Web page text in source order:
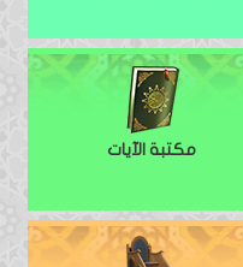
مكتبة الآيات